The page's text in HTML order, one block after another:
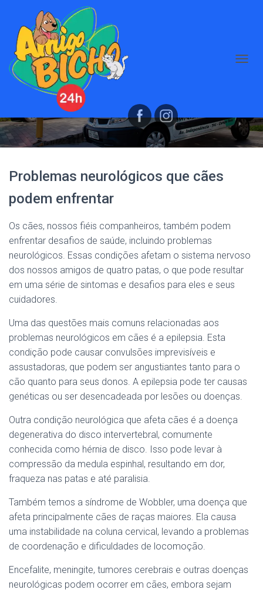
N
A
R
Problemas neurológicos em cães
Publicado porMarilene Kasperem31 de agosto de 2023
Problemas neurológicos que cães
podem enfrentar
Os cães, nossos fiéis companheiros, também podem
enfrentar desafios de saúde, incluindo problemas
neurológicos. Essas condições afetam o sistema nervoso
dos nossos amigos de quatro patas, o que pode resultar
em uma série de sintomas e desafios para eles e seus
cuidadores.
Uma das questões mais comuns relacionadas aos
problemas neurológicos em cães é a epilepsia. Esta
condição pode causar convulsões imprevisíveis e
assustadoras, que podem ser angustiantes tanto para o
cão quanto para seus donos. A epilepsia pode ter causas
genéticas ou ser desencadeada por lesões ou doenças.
Outra condição neurológica que afeta cães é a doença
degenerativa do disco intervertebral, comumente
conhecida como hérnia de disco. Isso pode levar à
compressão da medula espinhal, resultando em dor,
fraqueza nas patas e até paralisia.
Também temos a síndrome de Wobbler, uma doença que
afeta principalmente cães de raças maiores. Ela causa
uma instabilidade na coluna cervical, levando a problemas
de coordenação e dificuldades de locomoção.
Encefalite, meningite, tumores cerebrais e outras doenças
neurológicas podem ocorrer em cães, embora sejam